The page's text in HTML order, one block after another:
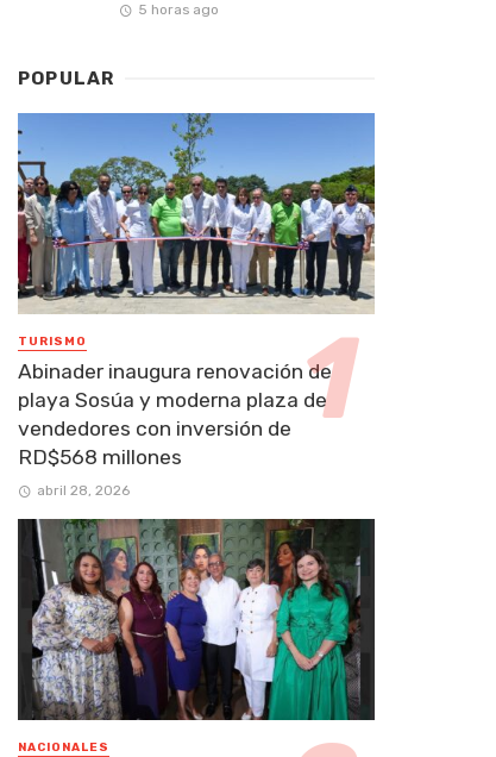
5 horas ago
POPULAR
TURISMO
Abinader inaugura renovación de
playa Sosúa y moderna plaza de
vendedores con inversión de
RD$568 millones
abril 28, 2026
NACIONALES